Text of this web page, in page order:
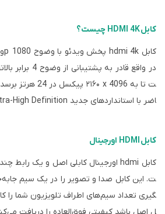
کابل HDMI 4K چیست؟
کابل hdmi 4k پخش ویدئو با وضوح 1080 p
در واقع قادر به پشتیبانی از وضوح 4 برابر بالاتر از وضوح 1920
ت تا به 4096
x ۲۱۶۰ پیکسل در 24 هرتز برسد. این کابل
اضر با استانداردهای جدید High Definition
کابل HDMI اورجینال
کابل hdmiاورجینال کابلی اصل و یک رابط چند
ت. این کابل صدا و تصویر را در یک سیم
گیری تعداد سیم‌های اطراف تلویزیون شما را